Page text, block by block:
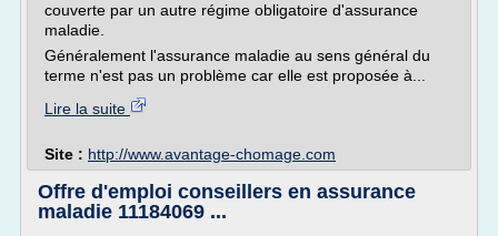
couverte par un autre régime obligatoire d'assurance
maladie.
Généralement l'assurance maladie au sens général du
terme n'est pas un problème car elle est proposée à...
Lire la suite
Site : http://www.avantage-chomage.com
Offre d'emploi conseillers en assurance
maladie 11184069 ...